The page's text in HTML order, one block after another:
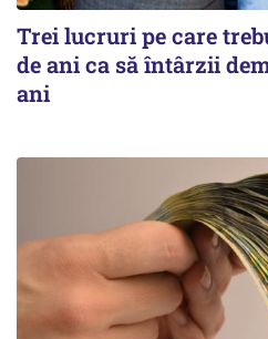
Trei lucruri pe care
de ani ca să întârzii
ani